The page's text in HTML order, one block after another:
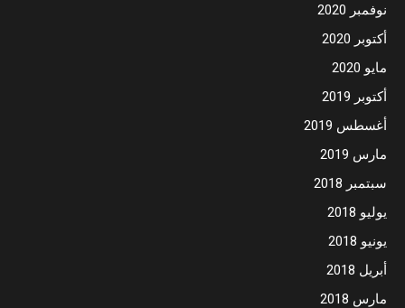
نوفمبر 2020
أكتوبر 2020
مايو 2020
أكتوبر 2019
أغسطس 2019
مارس 2019
سبتمبر 2018
يوليو 2018
يونيو 2018
أبريل 2018
مارس 2018